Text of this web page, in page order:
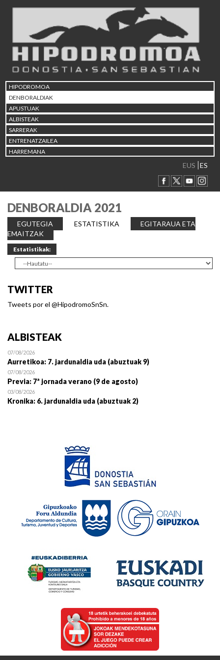
HIPODROMOA
DENBORALDIAK
APUSTUAK
ALBISTEAK
SARRERAK
ENTRENATZAILEA
HARREMANA
EUS ES
DENBORALDIA 2021
EGUTEGIA ESTATISTIKA
EGITARAUA ETA
EMAITZAK
Estatistikak:
TWITTER
Tweets por el @HipodromoSnSn.
ALBISTEAK
07/08/2026
Aurretikoa: 7. jardunaldia uda (abuztuak 9)
07/08/2026
Previa: 7ª jornada verano (9 de agosto)
03/08/2026
Kronika: 6. jardunaldia uda (abuztuak 2)